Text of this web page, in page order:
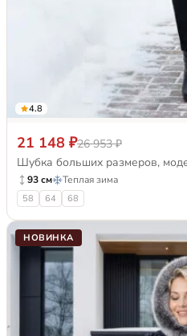
4.8
21 148 ₽26 953 ₽
Шубка больших размеров,
93 см Теплая зима
58 64 68
НОВИНКА